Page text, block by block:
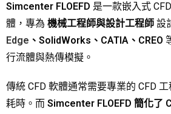
Simcenter FLOEFD 是一款嵌入式
體，專為 機械工程師與設計工程師 設
Edge 、SolidWorks、CATIA、CREO
行流體與熱傳模擬。
傳統 CFD 軟體通常需要專業的 CFD
耗時。而 Simcenter FLOEFD 簡化了